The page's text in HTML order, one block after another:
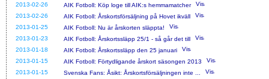
2013-02-26
AIK Fotboll: Köp loge till AIK:s hemmamatcher
2013-02-26
AIK Fotboll: Årskortsförsäljning på Hovet ikväll
2013-01-25
AIK Fotboll: Nu är årskorten släppta!
2013-01-23
AIK Fotboll: Årskortssläpp 25/1 - så går det till
2013-01-18
AIK Fotboll: Årskortssläpp den 25 januari
2013-01-15
AIK Fotboll: Förtydligande årskort säsongen 2013
2013-01-15
Svenska Fans: Åsikt: Årskortsförsäljningen inte ...